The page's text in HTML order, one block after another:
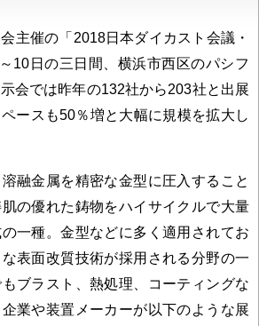
主催の「2018日本ダイカスト会議・
10日の三日間、横浜市西区のパシフ
会では昨年の132社から203社と出展
ースも50％増と大幅に規模を拡大し
融金属を精密な金型に圧入すること
の優れた鋳物をハイサイクルで大量
一種。金型などに多く適用されてお
表面改質技術が採用される分野の一
ブラスト、熱処理、コーティングな
業や装置メーカーが以下のような展